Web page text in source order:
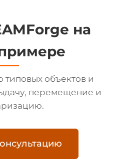
на
типовых объектов и
перемещение и